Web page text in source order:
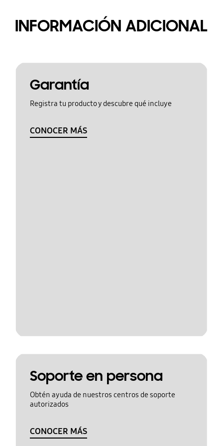
INFORMACIÓN ADICIONAL
Garantía
Registra tu producto y descubre qué incluye
CONOCER MÁS
Soporte en persona
Obtén ayuda de nuestros centros de soporte
autorizados
CONOCER MÁS